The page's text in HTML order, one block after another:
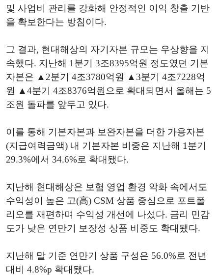
및 사업비 관리를 강화해 안정적인 이익 창출 기반
을 확보한다는 방침이다.
그 결과, 현대해상의 자기자본 규모는 우상향을 지
속했다. 지난해 1분기 3조8395억원 정도였던 기본
자본은 ▲2분기 4조3780억원 ▲3분기 4조7228억
원 ▲4분기 4조8376억원으로 확대되면서 올해는 5
조원 돌파를 앞두고 있다.
이를 통해 기본자본과 보완자본을 더한 가용자본
(지급여력금액) 내 기본자본 비중은 지난해 1분기
29.3%에서 34.6%로 확대됐다.
지난해 현대해상은 보험 영업 환경 악화 속에서도
수익성이 높은 고(高) CSM 상품 중심으로 포트폴
리오를 재편하며 수익성 개선에 나섰다. 금리 민감
도가 낮은 연만기 보장성 상품 비중도 확대됐다.
지난해 말 기준 연만기 상품 구성은 56.0%로 전년
대비 4.8%p 확대됐다.